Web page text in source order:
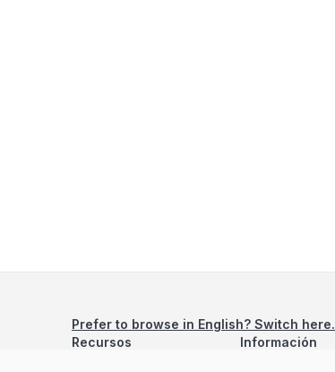
Prefer to browse in English? Switch here.
Recursos
Información